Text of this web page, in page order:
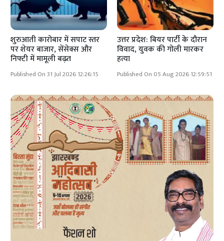
शुरुआती कारोबार में सपाट स्तर
पर शेयर बाजार, सेंसेक्स और
निफ्टी में मामूली बढ़त
Published On 31 Jul 2026 12:26:15
उत्तर प्रदेश: बियर पार्टी के दौरान
विवाद, युवक की गोली मारकर
हत्या
Published On 05 Aug 2026 12:59:51